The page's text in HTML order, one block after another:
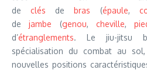
de clés debras (épaule,
dejambe (genou, cheville,
d’étranglements. Le jiu-jitsu
spécialisation du combat au
nouvelles positions